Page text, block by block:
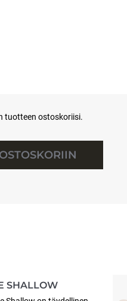
tuotteen ostoskoriisi.
SHALLOW